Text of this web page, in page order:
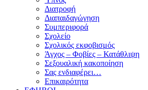
Διατροφή
Διαπαιδαγώγηση
Συμπεριφορά
Σχολείο
Σχολικός εκφοβισμός
Άγχος – Φοβίες – Κατάθλιψη
Σεξουαλική κακοποίηση
Σας ενδιαφέρει…
Επικαιρότητα